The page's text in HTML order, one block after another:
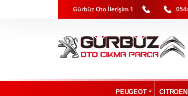
Gürbüz Oto İletişim 1
PEUGEOT CITROEN